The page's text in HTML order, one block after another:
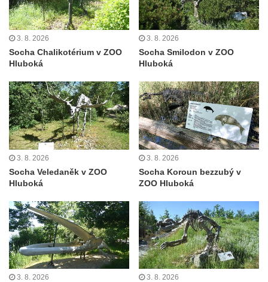
Upoutávka JduHřebenovkou u parkoviště
na Mezní Louce
Kamenný obelisk na vyhlídce u Pravčické
brány
a svatého Jana Nepomuckého východně
od Mezné
Socha vodníka na trase naučné stezky v
Srbské Kamenici
Podstavec v zámecké zahradě v Duchcově
Sousoší dětí u obecního úřadu v Janově
fresky v Duchcově
Socha Amfitrité u pavilonu Reinerovy fresky
v Duchcově
Socha Flóry u pavilonu Reinerovy fresky v
3. 8. 2026
Socha Chalikotérium v ZOO
Hluboká
3. 8. 2026
Socha Smilodon v ZOO
Hluboká
3. 8. 2026
Socha Veledaněk v ZOO
Hluboká
3. 8. 2026
Socha Koroun bezzubý v
ZOO Hluboká
3. 8. 2026 3. 8. 2026